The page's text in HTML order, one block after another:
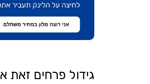
גידול פרחים זאת